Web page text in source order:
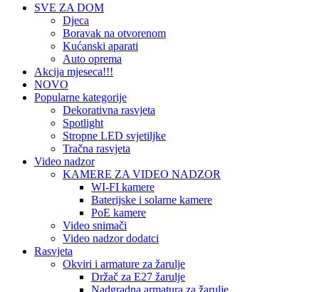
SVE ZA DOM
Djeca
Boravak na otvorenom
Kućanski aparati
Auto oprema
Akcija mjeseca!!!
NOVO
Popularne kategorije
Dekorativna rasvjeta
Spotlight
Stropne LED svjetiljke
Tračna rasvjeta
Video nadzor
KAMERE ZA VIDEO NADZOR
WI-FI kamere
Baterijske i solarne kamere
PoE kamere
Video snimači
Video nadzor dodatci
Rasvjeta
Okviri i armature za žarulje
Držač za E27 žarulje
Nadgradna armatura za žarulje